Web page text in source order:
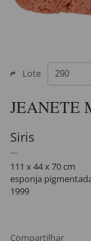
Lote
JEANETE
Siris
111 x 44 x 70 cm
esponja
1999
Compartilhar